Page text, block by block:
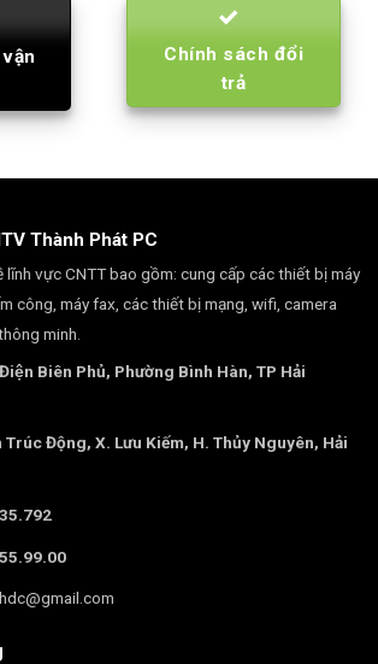
Chính sách đổi
trả
Thành Phát PC
lĩnh vực CNTT bao gồm: cung cấp các thiết bị máy
công, máy fax, các thiết bị mạng, wifi, camera
minh.
Biên Phủ, Phường Bình Hàn, TP Hải
Trúc Động, X. Lưu Kiếm, H. Thủy Nguyên, Hải